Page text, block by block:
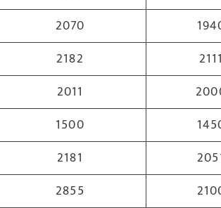
2070
2182
2111
2011
1500
2181
2855